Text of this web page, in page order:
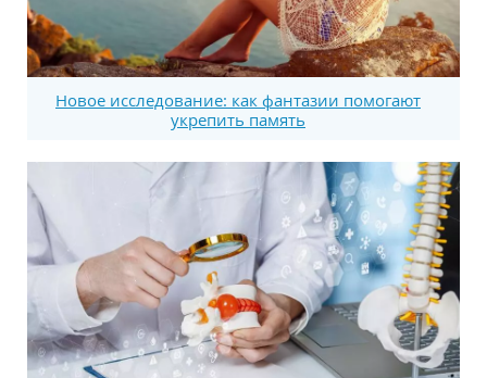
Новое исследование: как фантазии помогают
укрепить память